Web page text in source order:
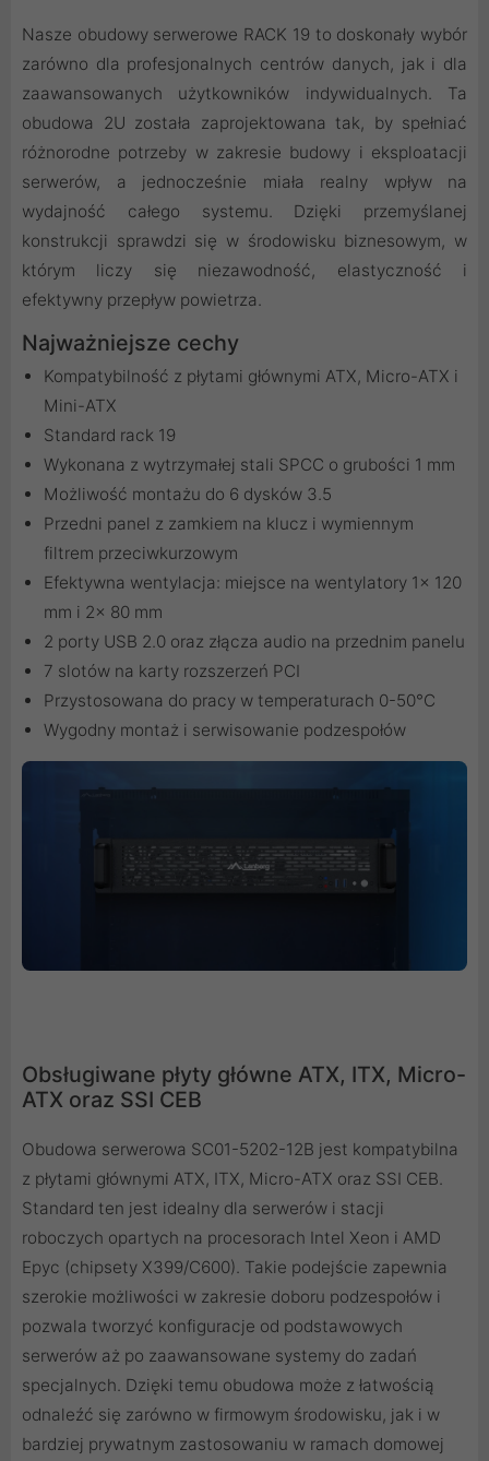
Nasze obudowy serwerowe RACK 19 to doskonały wybór
zarówno dla profesjonalnych centrów danych, jak i dla
zaawansowanych użytkowników indywidualnych. Ta
obudowa 2U została zaprojektowana tak, by spełniać
różnorodne potrzeby w zakresie budowy i eksploatacji
serwerów, a jednocześnie miała realny wpływ na
wydajność całego systemu. Dzięki przemyślanej
konstrukcji sprawdzi się w środowisku biznesowym, w
którym liczy się niezawodność, elastyczność i
efektywny przepływ powietrza.
Najważniejsze cechy
Kompatybilność z płytami głównymi ATX, Micro-ATX i
Mini-ATX
Standard rack 19
Wykonana z wytrzymałej stali SPCC o grubości 1 mm
Możliwość montażu do 6 dysków 3.5
Przedni panel z zamkiem na klucz i wymiennym
filtrem przeciwkurzowym
Efektywna wentylacja: miejsce na wentylatory 1x 120
mm i 2x 80 mm
2 porty USB 2.0 oraz złącza audio na przednim panelu
7 slotów na karty rozszerzeń PCI
Przystosowana do pracy w temperaturach 0-50°C
Wygodny montaż i serwisowanie podzespołów
Obsługiwane płyty główne ATX, ITX, Micro-
ATX oraz SSI CEB
Obudowa serwerowa SC01-5202-12B jest kompatybilna
z płytami głównymi ATX, ITX, Micro-ATX oraz SSI CEB.
Standard ten jest idealny dla serwerów i stacji
roboczych opartych na procesorach Intel Xeon i AMD
Epyc (chipsety X399/C600). Takie podejście zapewnia
szerokie możliwości w zakresie doboru podzespołów i
pozwala tworzyć konfiguracje od podstawowych
serwerów aż po zaawansowane systemy do zadań
specjalnych. Dzięki temu obudowa może z łatwością
odnaleźć się zarówno w firmowym środowisku, jak i w
bardziej prywatnym zastosowaniu w ramach domowej